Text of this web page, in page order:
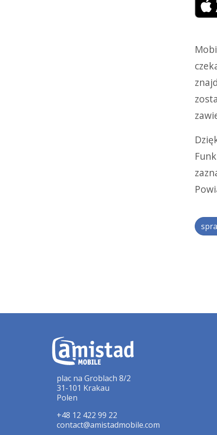
plac na Groblach 8/2
31-101 Krakau
Polen
+48 12 422 99 22
contact@amistadmobile.com